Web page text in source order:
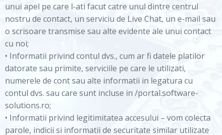
unui apel pe care l-ati facut catre unul dintre centrul
nostru de contact, un serviciu de Live Chat, un e-mail sau
o scrisoare transmise sau alte evidente ale unui contact
cu noi;
• Informatii privind contul dvs., cum ar fi datele platilor
datorate sau primite, serviciile pe care le utilizati,
numerele de cont sau alte informatii in legatura cu
contul dvs. sau care sunt incluse in /portal.software-
solutions.ro;
• Informatii privind legitimitatea accesului – vom colecta
parole, indicii si informatii de securitate similar utilizate